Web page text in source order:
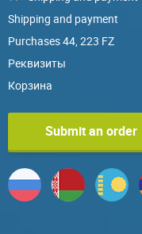
Shipping and payment
Purchases 44, 223 FZ
Реквизиты
Корзина
Submit an order